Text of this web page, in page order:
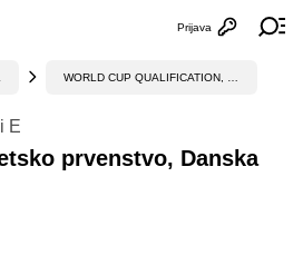
Otvori
Prijava
E
prvenstvo, Danska